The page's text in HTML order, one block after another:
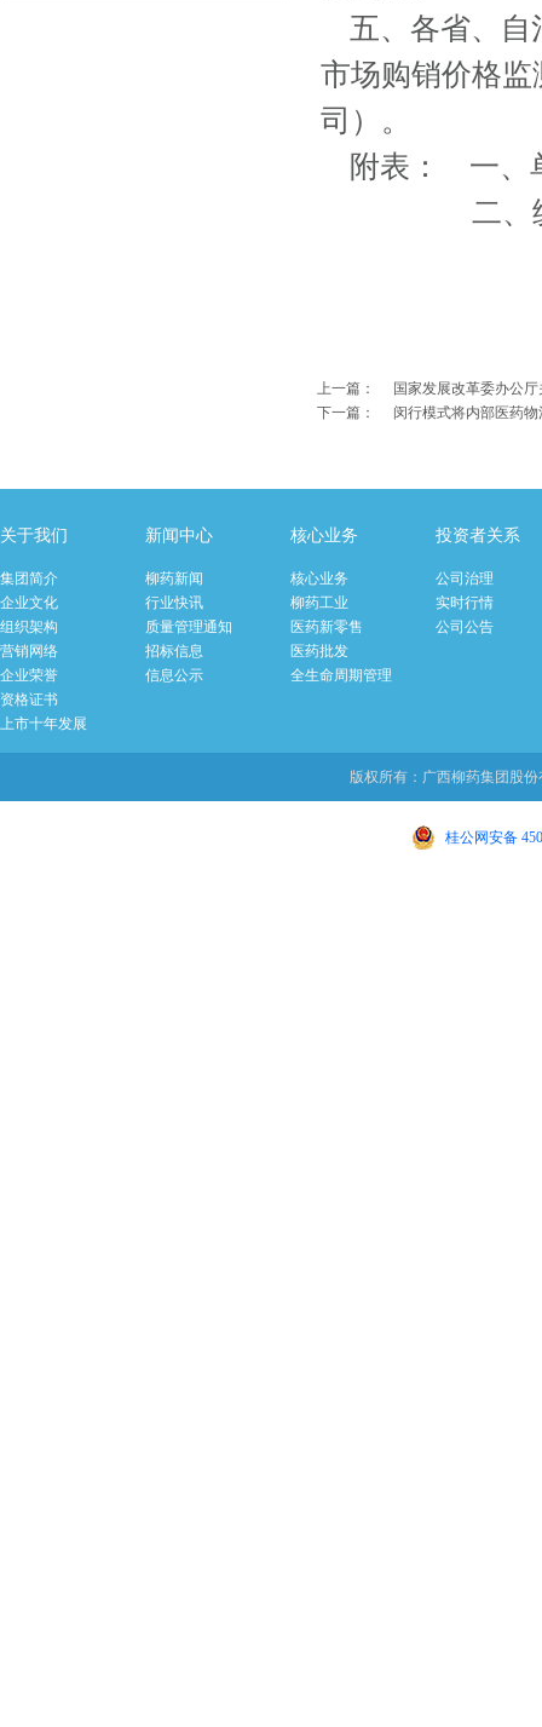
五、各省、自
市场购销价格
司）。
附表： 一、
二、统一
上一篇：
国家发展改革委办公
下一篇：
闵行模式将内部医药
关于我们
集团简介
企业文化
组织架构
营销网络
企业荣誉
资格证书
上市十年发展
新闻中心
柳药新闻
行业快讯
质量管理通知
招标信息
信息公示
核心业务
核心业务
柳药工业
医药新零售
医药批发
全生命周期管理
投资者关系
公司治理
实时行情
公司公告
版权所有：广西柳药集团股
桂公网安备